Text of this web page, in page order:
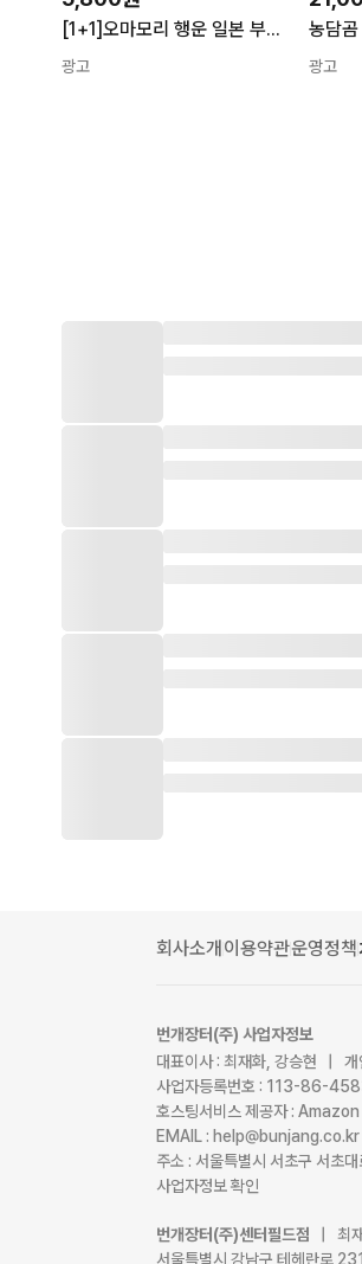
[1+1]오마모리 행운 일본 부적 새해
광고 광고
회사소개 이용약관운영정책
번개장터(주) 사업자정보
대표이사 : 최재화, 강승현 | 개
사업자등록번호 : 113-86-
호스팅서비스 제공자 :
EMAIL :
주소 : 서울특별시 서초구 서초
사업자정보 확인
번개장터(주)센터필드점
| 최
서울특별시 강남구 테헤란로